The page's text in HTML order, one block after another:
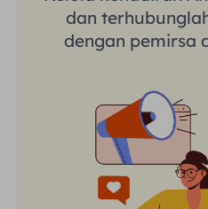
dan
dengan pemirsa